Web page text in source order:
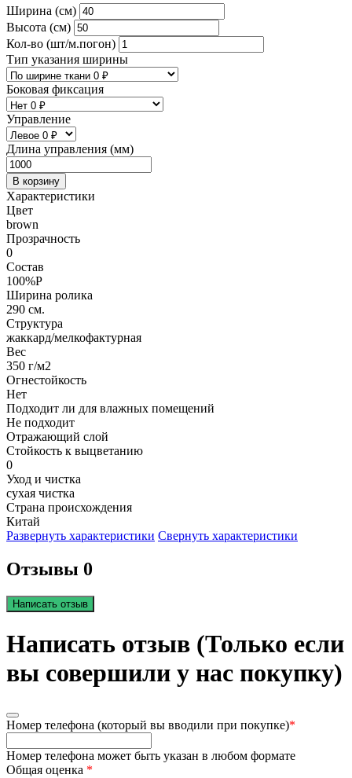
Ширина (см)
Высота (см)
Кол-во (шт/м.погон)
Тип указания ширины
Боковая фиксация
Управление
Длина управления (мм)
В корзину
Характеристики
Цвет
brown
Прозрачность
0
Состав
100%P
Ширина ролика
290 см.
Структура
жаккард/мелкофактурная
Вес
350 г/м2
Огнестойкость
Нет
Подходит ли для влажных помещений
Не подходит
Отражающий слой
Стойкость к выцветанию
0
Уход и чистка
сухая чистка
Страна происхождения
Китай
Развернуть характеристики Свернуть характеристики
Отзывы 0
Написать отзыв
Написать отзыв (Только если
вы совершили у нас покупку)
Номер телефона (который вы вводили при покупке)*
Номер телефона может быть указан в любом формате
Общая оценка *